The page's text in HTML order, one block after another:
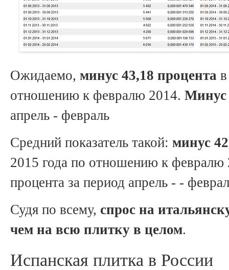
Ожидаемо, минус 43,18 процента
отношению к февралю 2014. Минус
апрель - февраль
Средний показатель такой: минус
2015 года по отношению к
процента за период апрель - -
Судя по всему, спрос на
чем на всю плитку в целом.
Испанская плитка в России